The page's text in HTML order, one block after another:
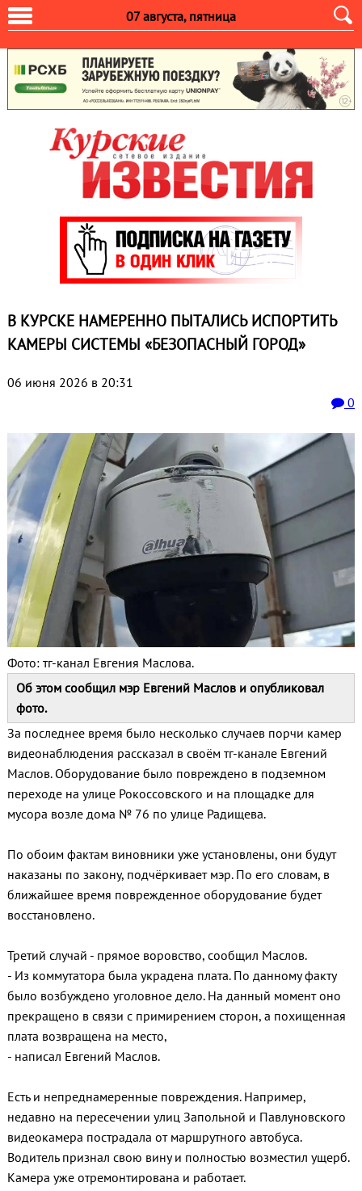
07 августа, пятница
В КУРСКЕ НАМЕРЕННО ПЫТАЛИСЬ ИСПОРТИТЬ
КАМЕРЫ СИСТЕМЫ «БЕЗОПАСНЫЙ ГОРОД»
06 июня 2026 в 20:31
0
Фото: тг-канал Евгения Маслова.
Об этом сообщил мэр Евгений Маслов и опубликовал
фото.
За последнее время было несколько случаев порчи камер
видеонаблюдения рассказал в своём тг-канале Евгений
Маслов. Оборудование было повреждено в подземном
переходе на улице Рокоссовского и на площадке для
мусора возле дома № 76 по улице Радищева.
По обоим фактам виновники уже установлены, они будут
наказаны по закону, подчёркивает мэр. По его словам, в
ближайшее время поврежденное оборудование будет
восстановлено.
Третий случай - прямое воровство, сообщил Маслов.
- Из коммутатора была украдена плата. По данному факту
было возбуждено уголовное дело. На данный момент оно
прекращено в связи с примирением сторон, а похищенная
плата возвращена на место,
- написал Евгений Маслов.
Есть и непреднамеренные повреждения. Например,
недавно на пересечении улиц Запольной и Павлуновского
видеокамера пострадала от маршрутного автобуса.
Водитель признал свою вину и полностью возместил ущерб.
Камера уже отремонтирована и работает.